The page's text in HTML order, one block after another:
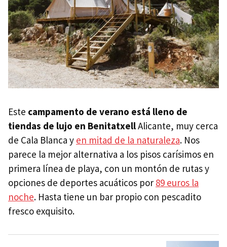
Este campamento de verano está lleno de
tiendas de lujo en BenitatxellAlicante, muy cerca
de Cala Blanca y en mitad de la naturaleza. Nos
parece la mejor alternativa a los pisos carísimos en
primera línea de playa, con un montón de rutas y
opciones de deportes acuáticos por 89 euros la
noche. Hasta tiene un bar propio con pescadito
fresco exquisito.